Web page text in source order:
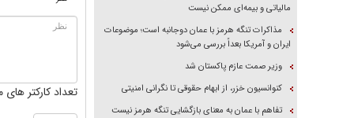
تعداد کارکتر های
مالیاتی و بیمه‌ای ممکن نیست
مذاکرات تنگه هرمز با عمان دوجانبه است؛ موضوعات
ایران و آمریکا بعداً بررسی می‌شود
وزیر صمت عازم پاکستان شد
کنوانسیون خزر، از ابهام حقوقی تا نگرانی امنیتی
تفاهم با عمان به معنای بازگشایی تنگه هرمز نیست